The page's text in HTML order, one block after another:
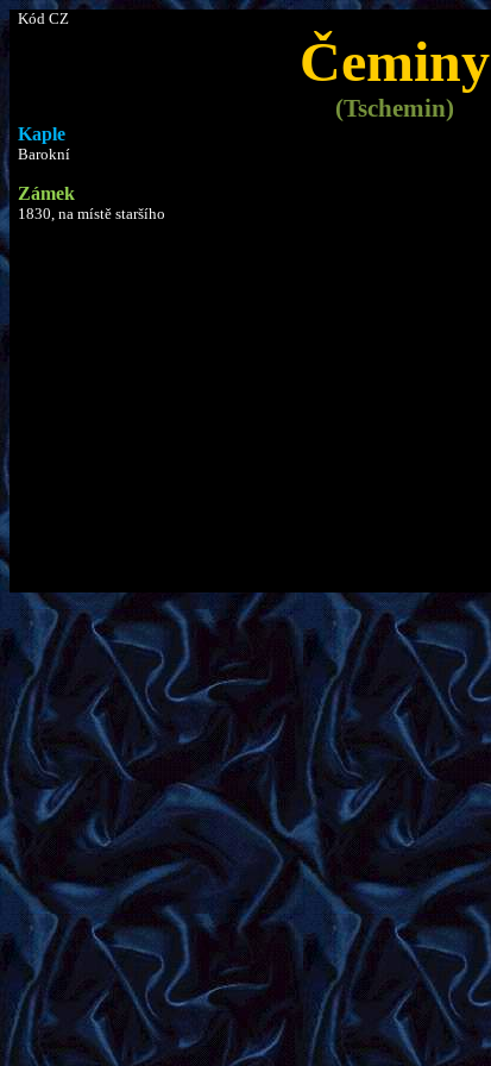
Kód CZ
Čeminy
(Tschemin)
Kaple
Barokní
Zámek
1830, na místě staršího